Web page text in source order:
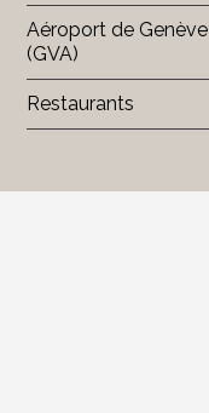
Aéroport de Genève
(GVA)
Restaurants